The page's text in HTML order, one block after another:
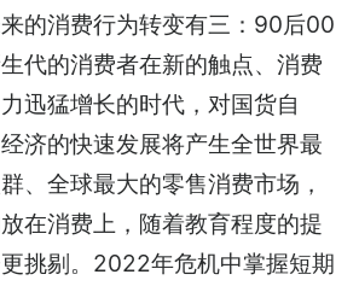
的消费行为转变有三：90后00
代的消费者在新的触点、消费
迅猛增长的时代，对国货自
济的快速发展将产生全世界最
、全球最大的零售消费市场，
在消费上，随着教育程度的提
挑剔。2022年危机中掌握短期